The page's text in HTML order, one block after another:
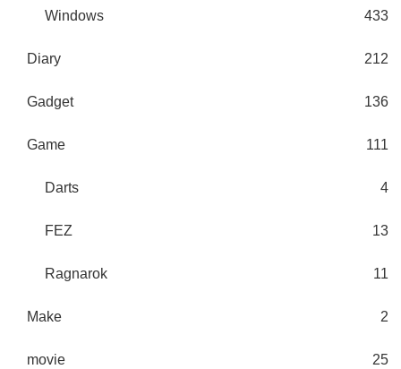
Windows 433
Diary 212
Gadget 136
Game 111
Darts 4
FEZ 13
Ragnarok 11
Make 2
movie 25